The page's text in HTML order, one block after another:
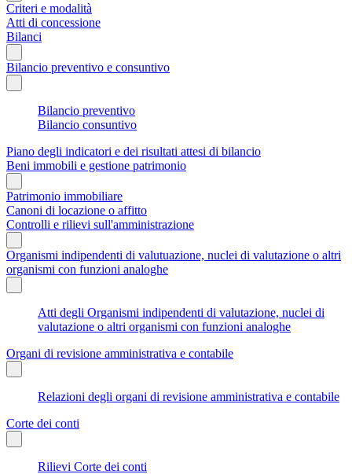
Criteri e modalità
Atti di concessione
Bilanci
Bilancio preventivo e consuntivo
Bilancio preventivo
Bilancio consuntivo
Piano degli indicatori e dei risultati attesi di bilancio
Beni immobili e gestione patrimonio
Patrimonio immobiliare
Canoni di locazione o affitto
Controlli e rilievi sull'amministrazione
Organismi indipendenti di valutuazione, nuclei di valutazione o altri
organismi con funzioni analoghe
Atti degli Organismi indipendenti di valutazione, nuclei di
valutazione o altri organismi con funzioni analoghe
Organi di revisione amministrativa e contabile
Relazioni degli organi di revisione amministrativa e contabile
Corte dei conti
Rilievi Corte dei conti